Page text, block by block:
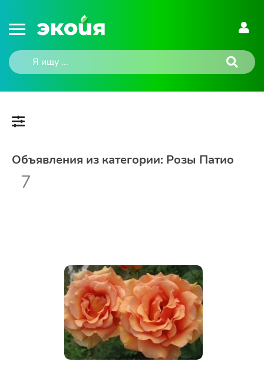
Объявления из категории: Розы Патио
7